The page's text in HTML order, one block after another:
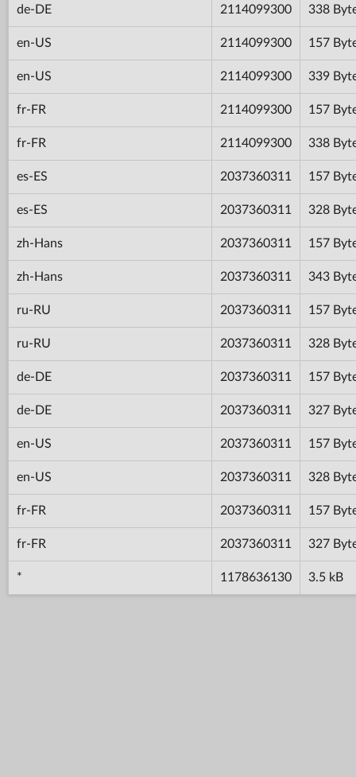
de-DE 2114099300 338
en-US 2114099300 157
en-US 2114099300 339
fr-FR 2114099300 157
fr-FR 2114099300 338
es-ES 2037360311 157
es-ES 2037360311 328
zh-Hans 2037360311 157
zh-Hans 2037360311 343
ru-RU 2037360311 157
ru-RU 2037360311 328
de-DE 2037360311 157
de-DE 2037360311 327
en-US 2037360311 157
en-US 2037360311 328
fr-FR 2037360311 157
fr-FR 2037360311 327
* 1178636130 3.5 kB